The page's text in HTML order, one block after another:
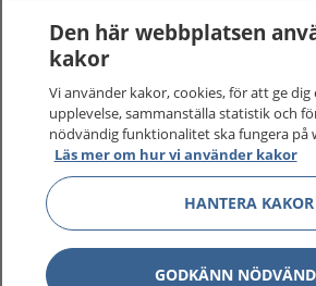
Den här webbplatsen
kakor
Vi använder kakor, cookies, för att ge
upplevelse, sammanställa statistik och
nödvändig funktionalitet ska fungera på
Läs mer om hur vi använder kakor
HANTERA KAKOR
GODKÄNN